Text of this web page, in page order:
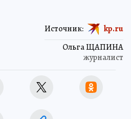
Ольга ЩАПИНА
журналист
Источник: kp.ru